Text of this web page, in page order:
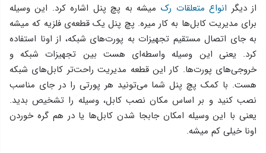
از دیگر انواع متعلقات رک میشه به پچ پنل اشاره کرد. این وسیله
برای مدیریت کابل‌ها به کار میره. پچ پنل یک قطعه‌ی فلزیه که میشه
به جای اتصال مستقیم تجهیزات به پورت‌های شبکه، از اونا استفاده
کرد. یعنی این وسیله واسطه‌ای هست بین تجهیزات شبکه و
خروجی‌های پورت‌ها. کار این قطعه مدیریت راحت‌تر کابل‌های شبکه
هست. با کمک پچ پنل شما می‌تونید هر پورتی را در جای مناسب
نصب کنید و بر اساس مکان نصب کابل، وسیله را تشخیص بدید.
یعنی با این وسیله امکان جابجا شدن کابل‌ها یا در هم گره‌ خوردن
اونا خیلی کم میشه.